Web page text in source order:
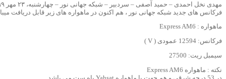
مهدی نخل احمدی – حمید آصفی – سردبیر – شبکه جهانی نور – چهارشنبه، ۲۳ مهر ۱۳۹۹
فرکانس های جدید شبکه جهانی نور ، هم اکنون در ماهواره های زیر قابل دریافت
ماهواره : Express AM6
فرکانس: 12594 عمودی ( V )
سیمبل ریت: 27500
نکته : ماهواره Express AM6